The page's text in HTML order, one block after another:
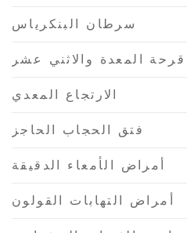
سرطان البنكرياس
قرحة المعدة والاثني عشر
الارتجاع المعدي
فتق الحجاب الحاجز
أمراض الأمعاء الدقيقة
أمراض التهابات القولون